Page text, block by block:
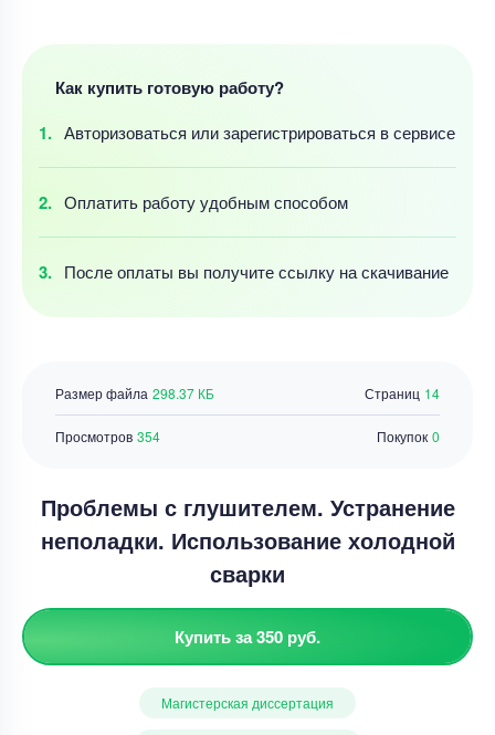
Как купить готовую работу?
Авторизоваться или зарегистрироваться в сервисе
Оплатить работуудобнымспособом
После оплаты вы получите ссылку на скачивание
Страниц 14
Размер файла 298.37 КБ
Просмотров 354 Покупок 0
Проблемы с глушителем. Устранение
неполадки. Использование холодной
сварки
Купить за 350 руб.
Магистерская диссертация